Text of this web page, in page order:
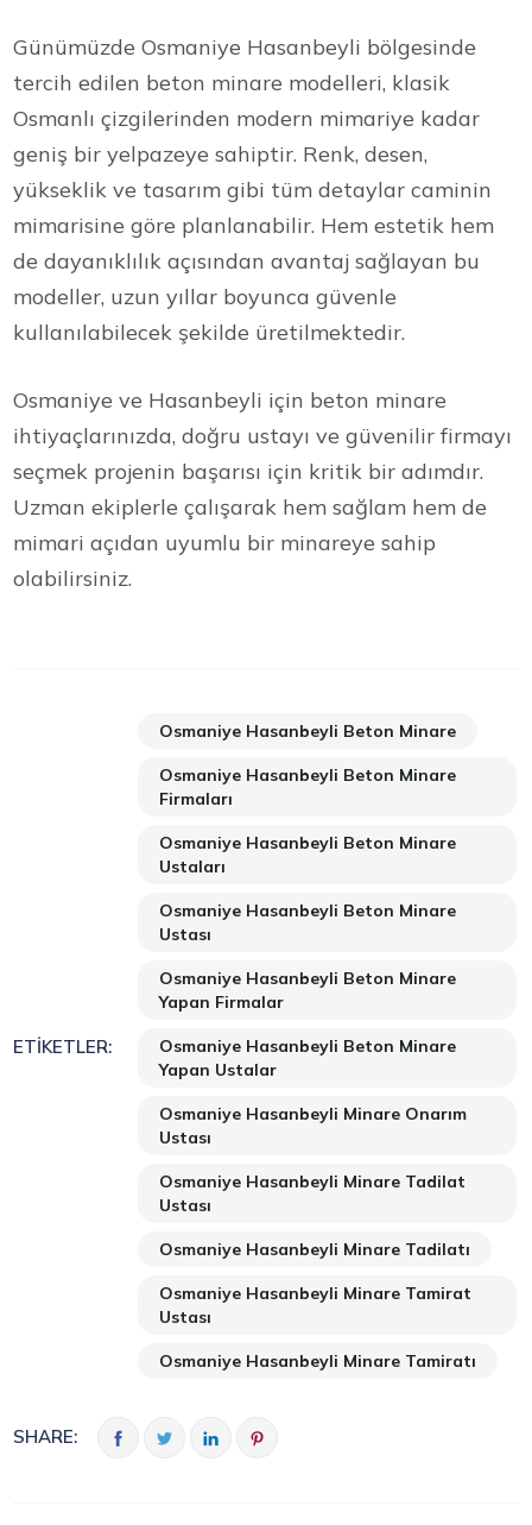
Günümüzde Osmaniye Hasanbeyli bölgesinde
tercih edilen beton minare modelleri, klasik
Osmanlı çizgilerinden modern mimariye kadar
geniş bir yelpazeye sahiptir. Renk, desen,
yükseklik ve tasarım gibi tüm detaylar caminin
mimarisine göre planlanabilir. Hem estetik hem
de dayanıklılık açısından avantaj sağlayan bu
modeller, uzun yıllar boyunca güvenle
kullanılabilecek şekilde üretilmektedir.
Osmaniye ve Hasanbeyli için beton minare
ihtiyaçlarınızda, doğru ustayı ve güvenilir firmayı
seçmek projenin başarısı için kritik bir adımdır.
Uzman ekiplerle çalışarak hem sağlam hem de
mimari açıdan uyumlu bir minareye sahip
olabilirsiniz.
ETIKETLER:
Osmaniye Hasanbeyli Beton Minare
Osmaniye Hasanbeyli Beton Minare
Firmaları
Osmaniye Hasanbeyli Beton Minare
Ustaları
Osmaniye Hasanbeyli Beton Minare
Ustası
Osmaniye Hasanbeyli Beton Minare
Yapan Firmalar
Osmaniye Hasanbeyli Beton Minare
Yapan Ustalar
Osmaniye Hasanbeyli Minare Onarım
Ustası
Osmaniye Hasanbeyli Minare Tadilat
Ustası
Osmaniye Hasanbeyli Minare Tadilatı
Osmaniye Hasanbeyli Minare Tamirat
Ustası
Osmaniye Hasanbeyli Minare Tamiratı
SHARE: